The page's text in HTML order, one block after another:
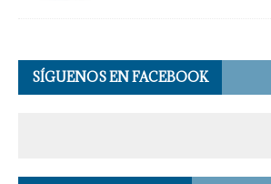
SÍGUENOS EN FACEBOOK